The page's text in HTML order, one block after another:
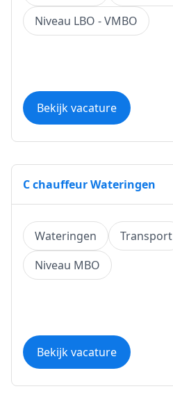
Niveau LBO - VMBO
Bekijk vacature
C chauffeur Wateringen
Wateringen Transport
Niveau MBO
Bekijk vacature